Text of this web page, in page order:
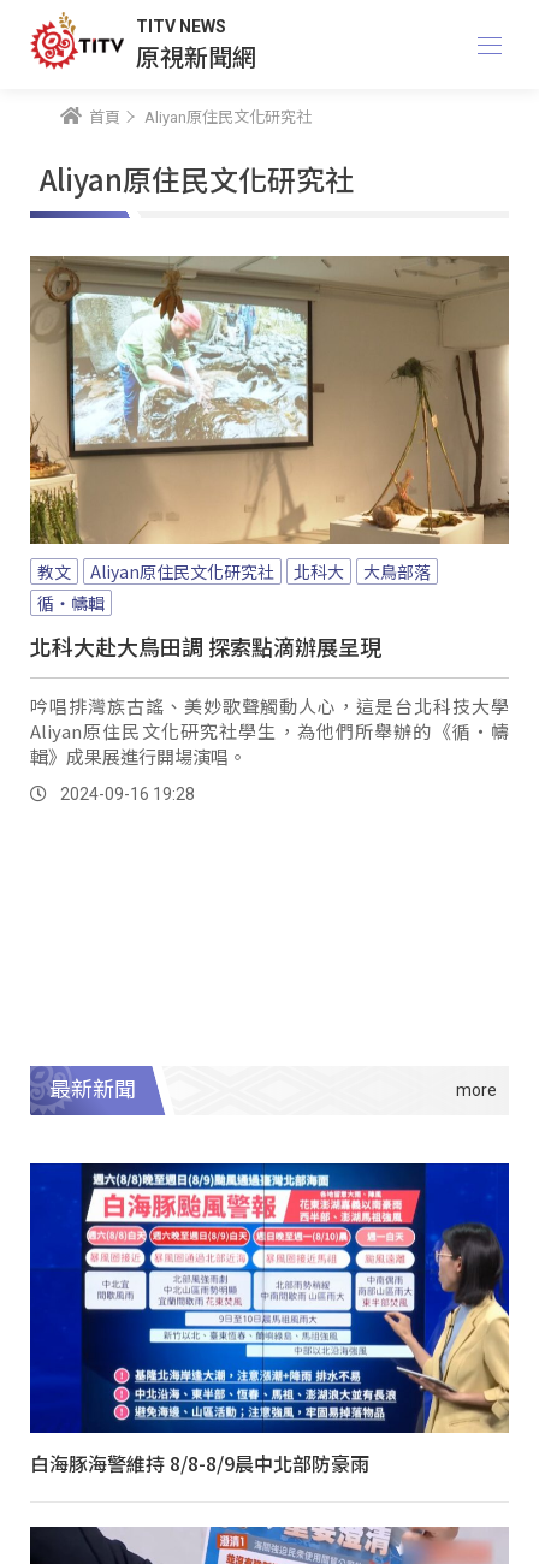
TITV NEWS
原視新聞網
首頁 Aliyan原住民文化研究社
Aliyan原住民文化研究社
教文 Aliyan原住民文化研究社 北科大
大鳥部落
循‧幬輯
北科大赴大鳥田調 探索點滴辦展呈現
吟唱排灣族古謠、美妙歌聲觸動人心，這是台北科技大學
Aliyan原住民文化研究社學生，為他們所舉辦的《循‧幬
輯》成果展進行開場演唱。
2024-09-16 19:28
最新新聞
白海豚海警維持 8/8-8/9晨中北部防豪雨